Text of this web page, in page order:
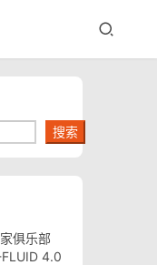
搜索
俱乐部
FLUID 4.0